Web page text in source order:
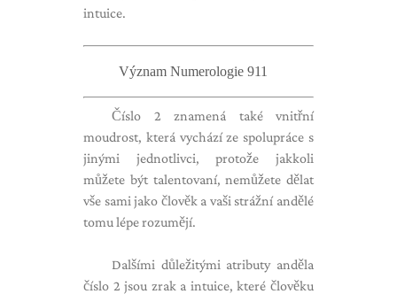
intuice.
Význam Numerologie 911
Číslo 2 znamená také vnitřní
moudrost, která vychází ze spolupráce s
jinými jednotlivci, protože jakkoli
můžete být talentovaní, nemůžete dělat
vše sami jako člověk a vaši strážní andělé
tomu lépe rozumějí.
Dalšími důležitými atributy anděla
číslo 2 jsou zrak a intuice, které člověku